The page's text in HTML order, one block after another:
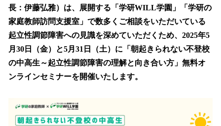
み
込
み
中
で
す
長：伊藤弘雅）は、展開する「学研WILL学園」「学研の
家庭教師訪問支援室」で数多くご相談をいただいている
起立性調節障害への見識を深めていただくため、2025年5
月30日（金）と5月31日（土）に「朝起きられない不登校
の中高生～起立性調節障害の理解と向き合い方」無料オ
ンラインセミナーを開催いたします。